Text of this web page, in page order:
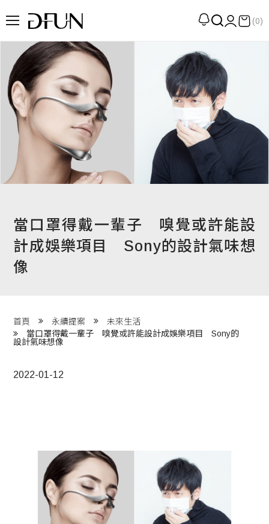
劃
點
察
案
場
訪
選品
們 About DFUN
藏 Cover Archives
(0)
當口罩得戴一輩子 嗅覺或許能設
計成娛樂項目 Sony的設計氣味想
像
首頁 永續提案
未來生活
當口罩得戴一輩子 嗅覺或許能設計成娛樂項目 Sony的
設計氣味想像
2022-01-12